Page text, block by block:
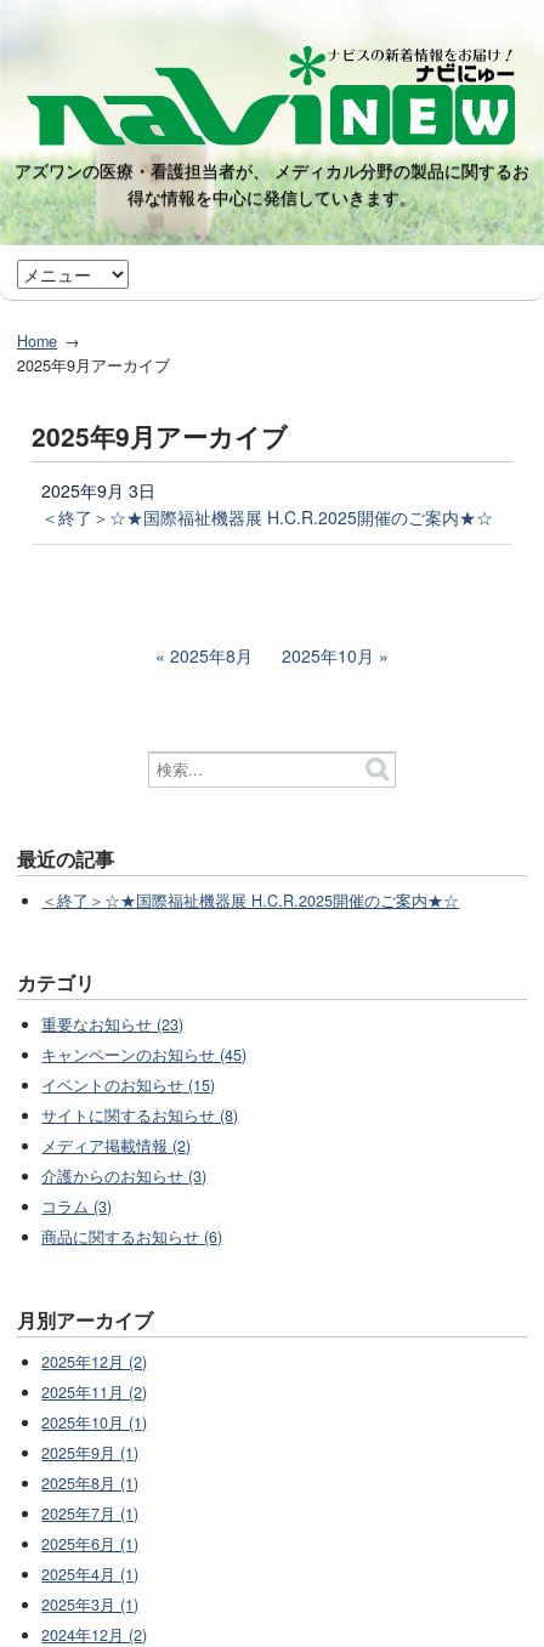
アズワンの医療・看護担当者が、 メディカル分野の製品に関するお
得な情報を中心に発信していきます。
Home
2025年9月アーカイブ
2025年9月アーカイブ
2025年9月 3日
＜終了＞☆★国際福祉機器展 H.C.R.2025開催のご案内★☆
2025年8月 2025年10月
最近の記事
＜終了＞☆★国際福祉機器展 H.C.R.2025開催のご案内★☆
カテゴリ
重要なお知らせ (23)
キャンペーンのお知らせ (45)
イベントのお知らせ (15)
サイトに関するお知らせ (8)
メディア掲載情報 (2)
介護からのお知らせ (3)
コラム (3)
商品に関するお知らせ (6)
月別アーカイブ
2025年12月 (2)
2025年11月 (2)
2025年10月 (1)
2025年9月 (1)
2025年8月 (1)
2025年7月 (1)
2025年6月 (1)
2025年4月 (1)
2025年3月 (1)
2024年12月 (2)